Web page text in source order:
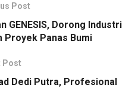
Post
GENESIS, Dorong Industri
Proyek Panas Bumi
Post
Dedi Putra, Profesional